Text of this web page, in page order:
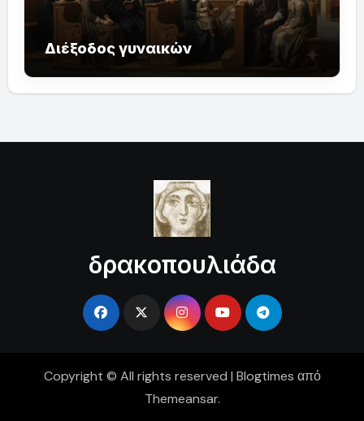
Διέξοδος γυναικών
δρακοπουλιάδα
Copyright © All rights reserved | Blogtimes από
Themeansar.